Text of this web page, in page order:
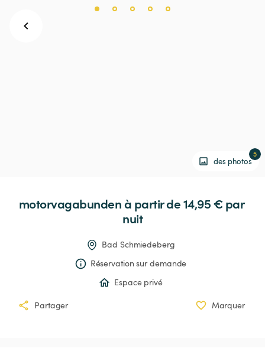
des photos
5
motorvagabunden à partir de 14,95 € par
nuit
Bad Schmiedeberg
Réservation sur demande
Espace privé
Partager Marquer